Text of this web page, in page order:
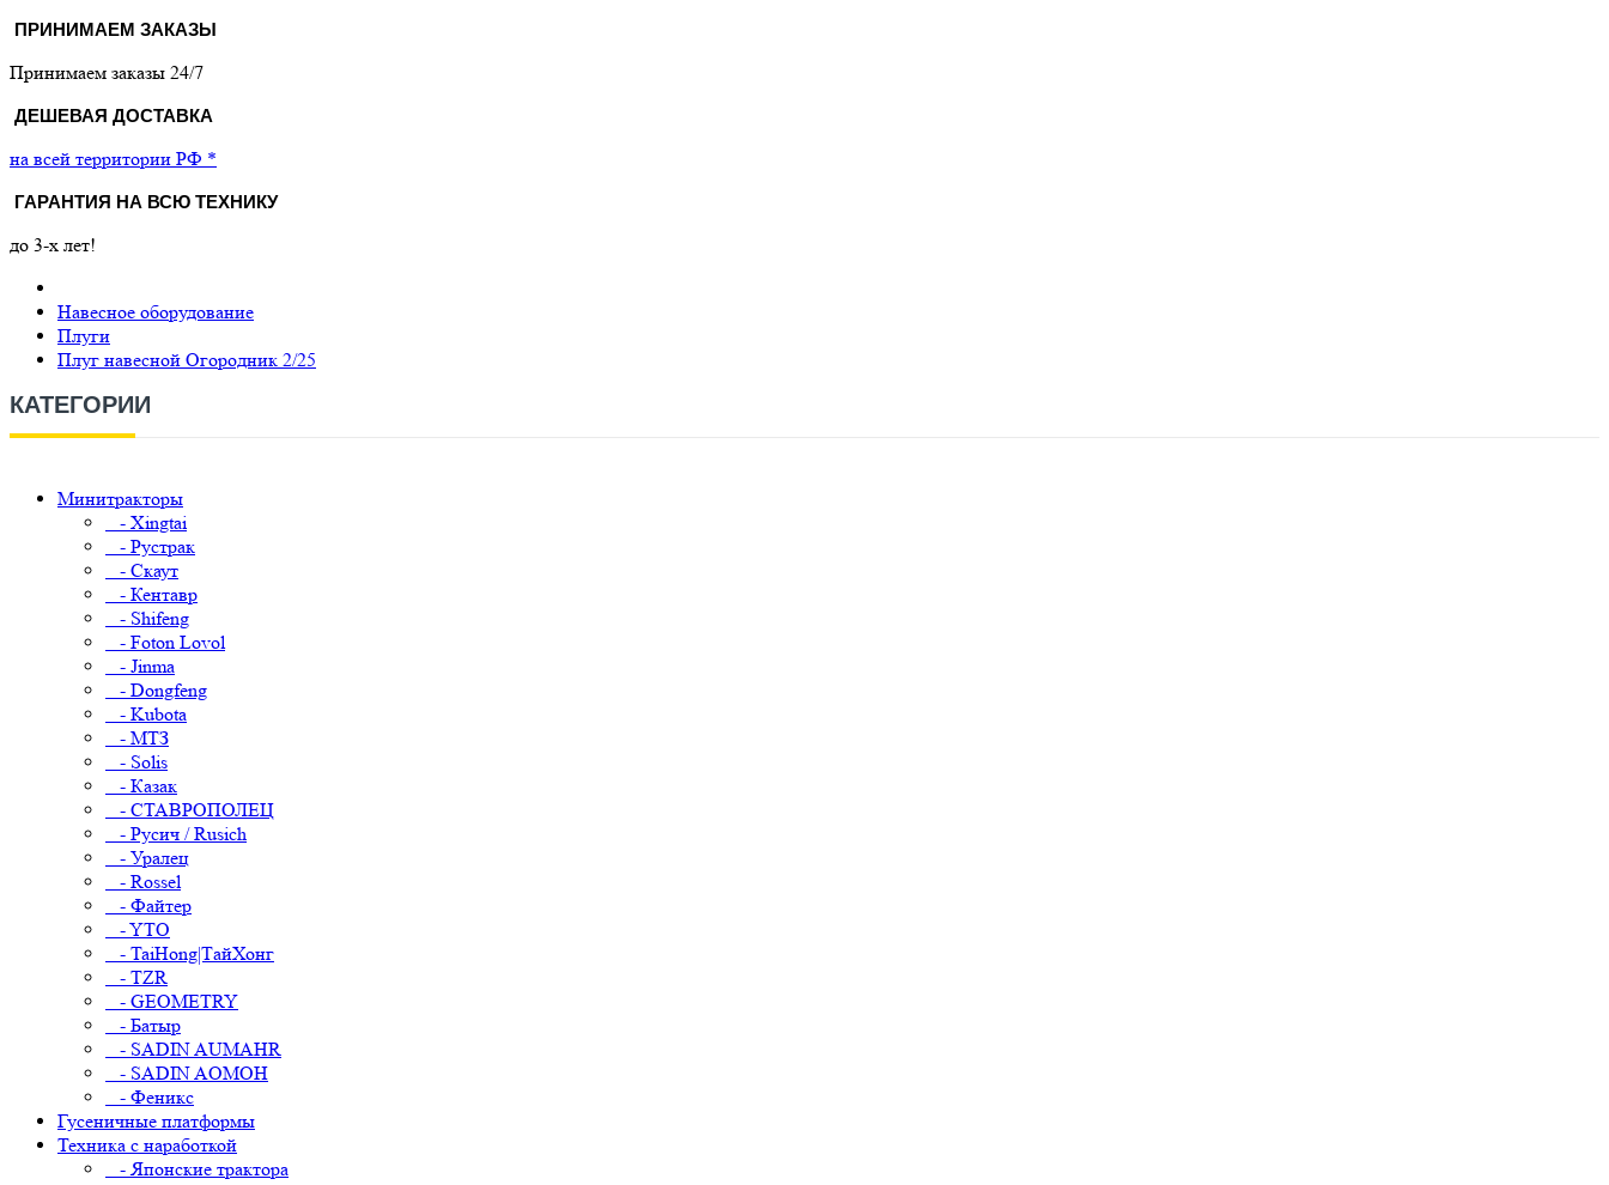
ПРИНИМАЕМ ЗАКАЗЫ
Принимаем заказы 24/7
ДЕШЕВАЯ ДОСТАВКА
на всей территории РФ *
ГАРАНТИЯ НА ВСЮ ТЕХНИКУ
до 3-х лет!
Навесное оборудование
Плуги
Плуг навесной Огородник 2/25
КАТЕГОРИИ
Минитракторы
- Xingtai
- Рустрак
- Скаут
- Кентавр
- Shifeng
- Foton Lovol
- Jinma
- Dongfeng
- Kubota
- МТЗ
- Solis
- Казак
- СТАВРОПОЛЕЦ
- Русич / Rusich
- Уралец
- Rossel
- Файтер
- YTO
- TaiHong|ТайХонг
- TZR
- GEOMETRY
- Батыр
- SADIN AUMAHR
- SADIN AOMOH
- Феникс
Гусеничные платформы
Техника с наработкой
- Японские трактора